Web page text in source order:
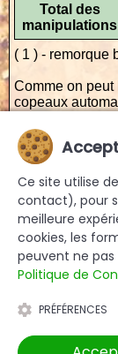
Total des
manipulations
( 1 ) - remorque
Comme on
copeaux
Qui plus est, la
les types de
délaissés par la
Ce site utilise
contact), pour
meilleure
cookies, les
peuvent ne
Politique de
PRÉFÉRENCES